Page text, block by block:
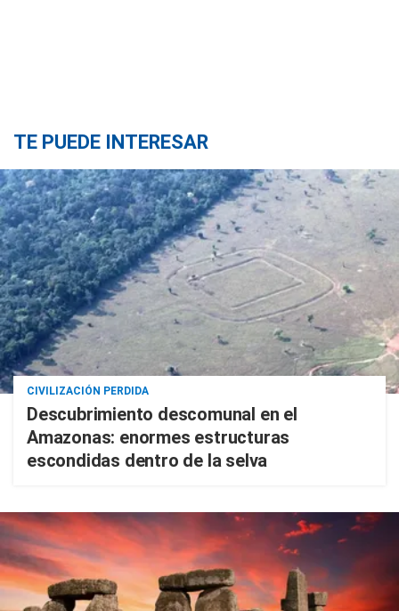
TE PUEDE INTERESAR
CIVILIZACIÓN PERDIDA
Descubrimiento descomunal en el
Amazonas: enormes estructuras
escondidas dentro de la selva